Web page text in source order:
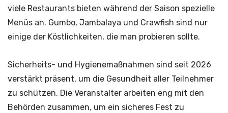
viele Restaurants bieten während der Saison spezielle
Menüs an. Gumbo, Jambalaya und Crawfish sind nur
einige der Köstlichkeiten, die man probieren sollte.
Sicherheits- und Hygienemaßnahmen sind seit 2026
verstärkt präsent, um die Gesundheit aller Teilnehmer
zu schützen. Die Veranstalter arbeiten eng mit den
Behörden zusammen, um ein sicheres Fest zu